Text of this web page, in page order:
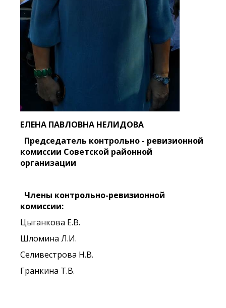
ЕЛЕНА ПАВЛОВНА НЕЛИДОВА
Председатель контрольно - ревизионной
комиссии Советской районной
организации
Члены контрольно-ревизионной
комиссии:
Цыганкова Е.В.
Шломина Л.И.
Селивестрова Н.В.
Гранкина Т.В.